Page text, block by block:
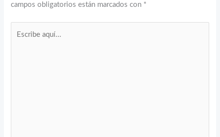
campos obligatorios están marcados con *